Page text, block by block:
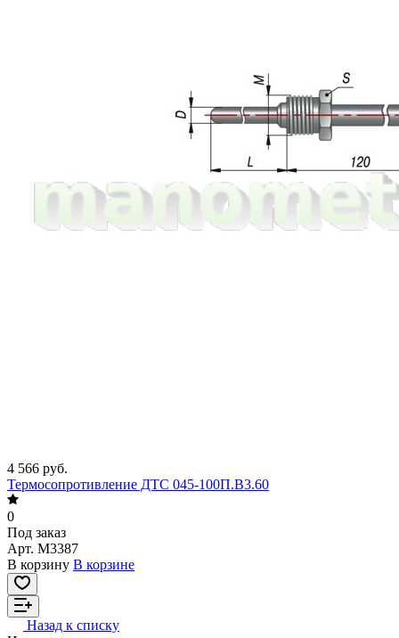
4 566 руб.
Термосопротивление ДТС 045-100П.В3.60
0
Под заказ
Арт. M3387
В корзину В корзине
Назад к списку